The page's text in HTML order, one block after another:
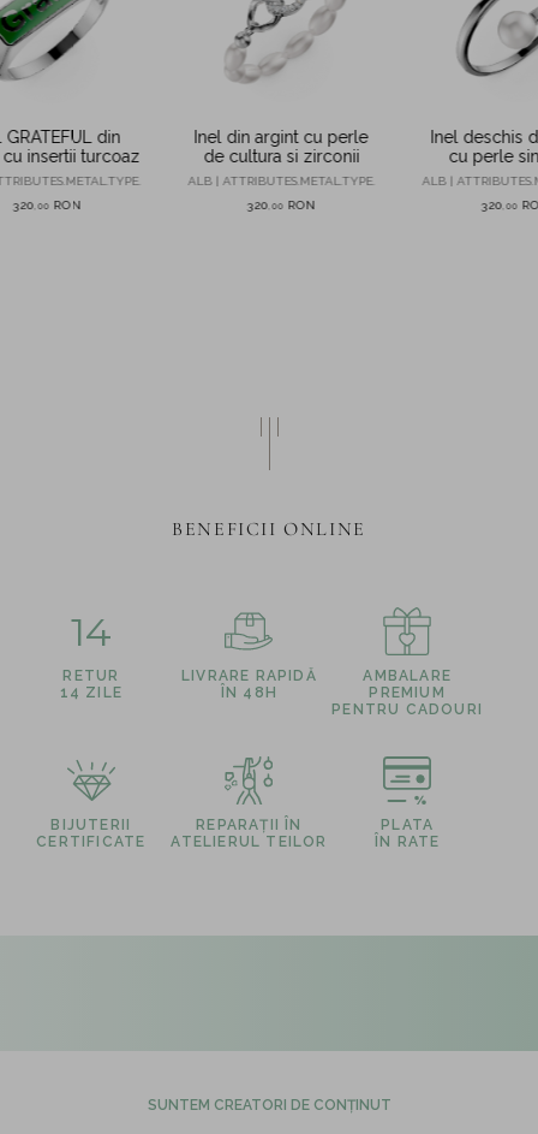
GRATEFUL din
insertii turcoaz
320 00 RON
Inel din argint cu perle
de cultura si zirconii
ALB | ATTRIBUTES.METAL.TYPE.
320 00 RON
Inel deschis
cu perle
ALB |
320 00
BENEFICII ONLINE
14
RETUR
14 ZILE
LIVRARE RAPIDĂ
ÎN 48H
AMBALARE
PREMIUM
PENTRU CADOURI
BIJUTERII
CERTIFICATE
REPARAȚII ÎN
ATELIERUL TEILOR
PLATA
ÎN RATE
SUNTEM CREATORI DE CONȚINUT